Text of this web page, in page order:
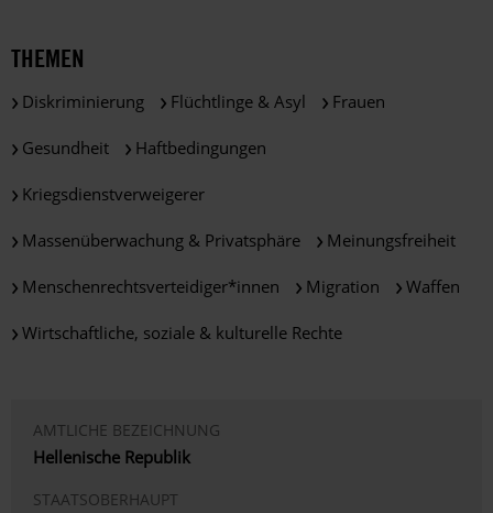
THEMEN
Diskriminierung Flüchtlinge & Asyl Frauen
Gesundheit Haftbedingungen
Kriegsdienstverweigerer
Massenüberwachung & Privatsphäre Meinungsfreiheit
Menschenrechtsverteidiger*innen Migration Waffen
Wirtschaftliche, soziale & kulturelle Rechte
AMTLICHE BEZEICHNUNG
Hellenische Republik
STAATSOBERHAUPT